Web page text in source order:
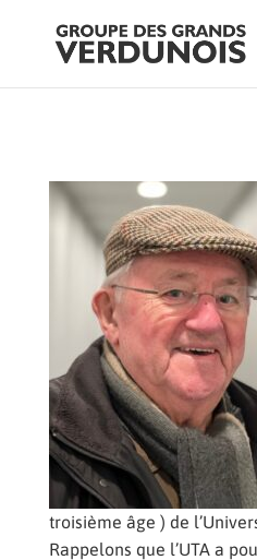
troisième âge ) de
Rappelons que l’UTA a